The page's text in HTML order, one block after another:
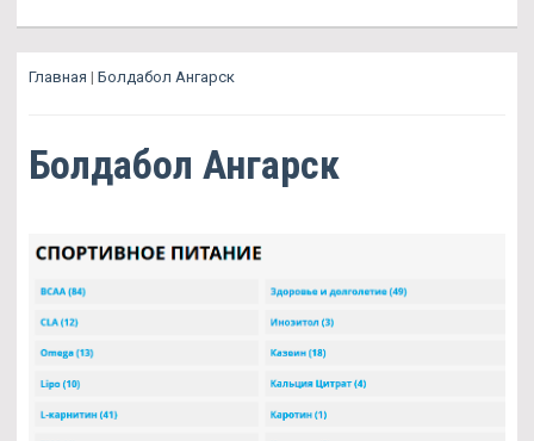
Главная | Болдабол Ангарск
Болдабол Ангарск